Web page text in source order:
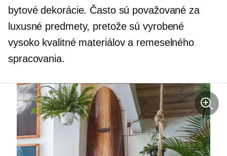
bytové dekorácie. Často sú považované za
luxusné predmety, pretože sú vyrobené
vysoko kvalitnémateriálov a remeselného
spracovania.